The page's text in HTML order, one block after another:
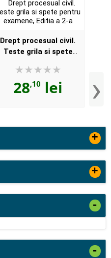
+
+
-
-
Drept procesual civil.
Teste grila si spete
2-a
28,10 lei ›